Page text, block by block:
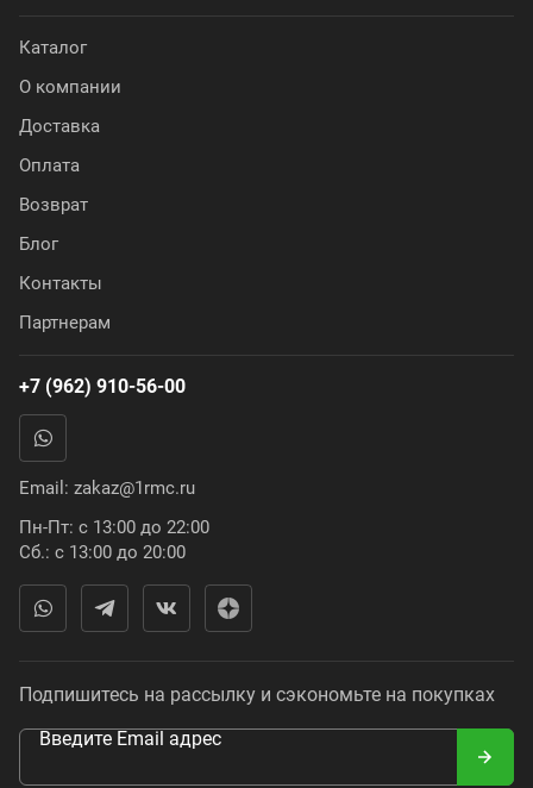
Каталог
О компании
Доставка
Оплата
Возврат
Блог
Контакты
Партнерам
+7 (962) 910-56-00
Email: zakaz@1rmc.ru
Пн-Пт: с 13:00 до 22:00
Сб.: с 13:00 до 20:00
Подпишитесь на рассылку и сэкономьте на покупках
Введите Email адрес